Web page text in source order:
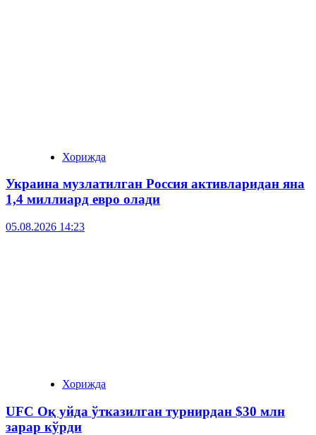
Хорижда
Украина музлатилган Россия активларидан яна
1,4 миллиард евро олади
05.08.2026 14:23
Хорижда
UFC Оқ уйда ўтказилган турнирдан $30 млн
зарар кўрди